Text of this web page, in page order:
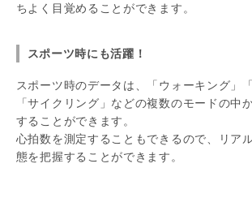
ちよく目覚めることができます。
スポーツ時にも活躍！
スポーツ時のデータは、「ウォーキング」
「サイクリング」などの複数のモードの中
することができます。
心拍数を測定することもできるので、リア
態を把握することができます。